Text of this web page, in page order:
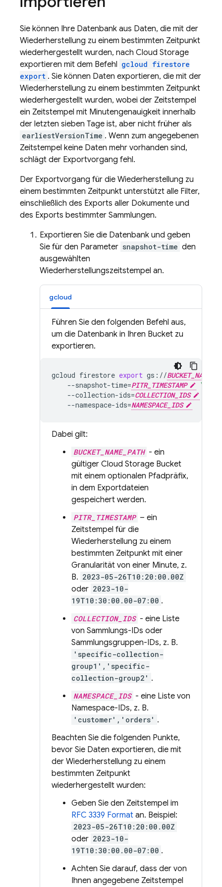
Sie können Ihre Datenbank aus Daten, die mit der
Wiederherstellung zu einem bestimmten Zeitpunkt
wiederhergestellt wurden, nach Cloud Storage
exportieren mit dem Befehl gcloud firestore
export . Sie können Daten exportieren, die mit der
Wiederherstellung zu einem bestimmten Zeitpunkt
wiederhergestellt wurden, wobei der Zeitstempel
ein Zeitstempel mit Minutengenauigkeit innerhalb
der letzten sieben Tage ist, aber nicht früher als
earliestVersionTime . Wenn zum angegebenen
Zeitstempel keine Daten mehr vorhanden sind,
schlägt der Exportvorgang fehl.
Der Exportvorgang für die Wiederherstellung zu
einem bestimmten Zeitpunkt unterstützt alle Filter,
einschließlich des Exports aller Dokumente und
des Exports bestimmter Sammlungen.
Exportieren Sie die Datenbank und geben
Sie für den Parameter snapshot-time den
ausgewählten
Wiederherstellungszeitstempel an.
gcloud
Führen Sie den folgenden Befehl aus,
um die Datenbank in Ihren Bucket zu
exportieren.
gcloud firestore export gs://
--snapshot-time=PITR_TIMESTAMP
\
--collection-ids=COLLECTION_IDS
--namespace-ids=NAMESPACE_IDS
Dabei gilt:
BUCKET_NAME_PATH - ein
gültiger Cloud Storage Bucket
mit einem optionalen Pfadpräfix,
in dem Exportdateien
gespeichert werden.
PITR_TIMESTAMP – ein
Zeitstempel für die
Wiederherstellung zu einem
bestimmten Zeitpunkt mit einer
Granularität von einer Minute, z.
B. 2023-05-26T10:20:00.00Z
oder 2023-10-
19T10:30:00.00-07:00 .
COLLECTION_IDS - eine Liste
von Sammlungs-IDs oder
Sammlungsgruppen-IDs, z. B.
'specific-collection-
group1','specific-
collection-group2' .
NAMESPACE_IDS - eine Liste von
Namespace-IDs, z. B.
'customer','orders' .
Beachten Sie die folgenden Punkte,
bevor Sie Daten exportieren, die mit
der Wiederherstellung zu einem
bestimmten Zeitpunkt
wiederhergestellt wurden:
Geben Sie den Zeitstempel im
RFC 3339 Format an. Beispiel:
2023-05-26T10:20:00.00Z
oder 2023-10-
19T10:30:00.00-07:00 .
Achten Sie darauf, dass der von
Ihnen angegebene Zeitstempel